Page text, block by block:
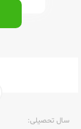
سال تحصیلی:‌